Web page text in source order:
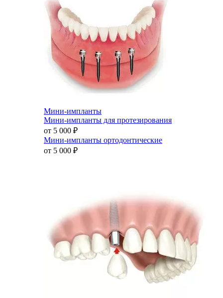
Мини-импланты
Мини-импланты для протезирования
от 5 000 ₽
Мини-импланты ортодонтические
от 5 000 ₽